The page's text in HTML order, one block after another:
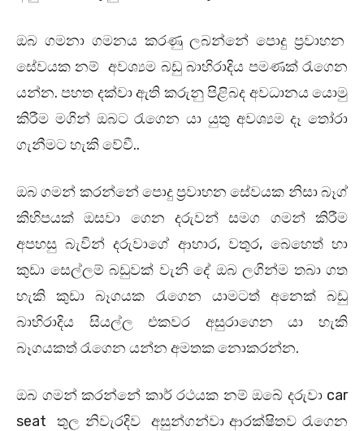
ඔබ ගමනා ගමනය කරණු ලබන්නේ පොදු ප්‍රවාහන
සේවයක නම් අවශ්‍යම බඩු බාහිරාදිය පමණක් රැගෙන
යන්න. පහත දක්වා ඇති කරුනු පිළිබද අවධානය යොමු
කිරීම මගින් ඔබට රැගෙන යා යුතු අවශ්‍යම දෑ තෝරා
ගැනීමට හැකි වේවී..
ඔබ ගමන් කරන්නේ පොදු ප්‍රවාහන සේවයක නිසා බෑග්
කිහිපයක් ඔසවා ගෙන දරුවන් සමග ගමන් කිරීම
අපහසු බැවින් දරුවාගේ ආහාර, වතුර, බෙහෙත් හා
කුඩා සෙල්ලම් බඩුවක් වැනි දේ ඔබ ලගින්ම තබා ගත
හැකි කුඩා බෑගයක රැගෙන යාමටත් අනෙක් බඩු
බාහිරාදිය සියල්ල එකවර අසුරාගෙන යා හැකි
බෑගයකත් රැගෙන යන්න අමතක නොකරන්න.
ඔබ ගමන් කරන්නේ කාර් රථයක නම් ඔබේ දරුවා car
seat තුල නිවැරදිව අසුන්ගන්වා ආරක්ෂිතව රැගෙන